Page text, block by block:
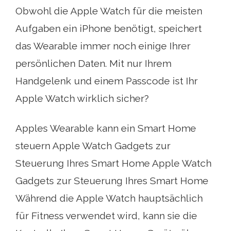
Obwohl die Apple Watch für die meisten
Aufgaben ein iPhone benötigt, speichert
das Wearable immer noch einige Ihrer
persönlichen Daten. Mit nur Ihrem
Handgelenk und einem Passcode ist Ihr
Apple Watch wirklich sicher?
Apples Wearable kann ein Smart Home
steuern Apple Watch Gadgets zur
Steuerung Ihres Smart Home Apple Watch
Gadgets zur Steuerung Ihres Smart Home
Während die Apple Watch hauptsächlich
für Fitness verwendet wird, kann sie die